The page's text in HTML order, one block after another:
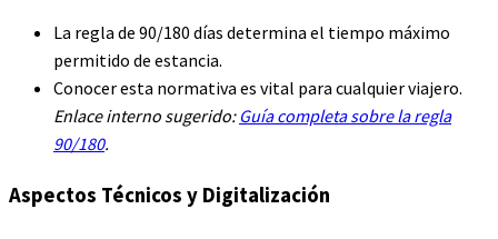
La regla de 90/180 días determina el tiempo máximo
permitido de estancia.
Conocer esta normativa es vital para cualquier viajero.
Enlace interno sugerido: Guía completa sobre la regla
90/180.
Aspectos Técnicos y Digitalización